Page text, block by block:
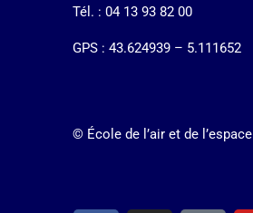
Tél. : 04 13 93 82 00
GPS : 43.624939 – 5.111652
© École de l’air et de l’espace